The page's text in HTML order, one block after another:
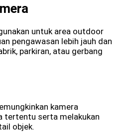
untuk area outdoor
pengawasan lebih jauh dan
parkiran, atau gerbang
kamera
tertentu serta melakukan
objek.